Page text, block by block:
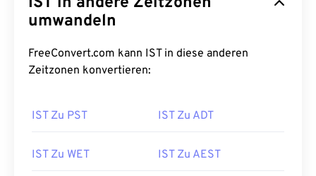
umwandeln
FreeConvert.com kann IST in diese anderen
Zeitzonen konvertieren:
IST Zu PST IST Zu ADT
IST Zu WET IST Zu AEST